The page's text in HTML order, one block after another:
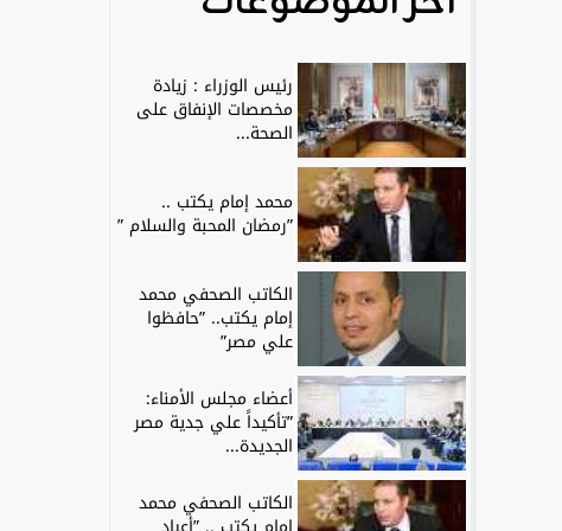
رئيس الوزراء : زيادة
مخصصات الإنفاق على
الصحة...
محمد إمام يكتب ..
”رمضان المحبة والسلام ”
الكاتب الصحفي محمد
إمام يكتب.. ”حافظوا
علي مصر”
أعضاء مجلس الأمناء:
”تأكيداً علي جدية مصر
الجديدة...
الكاتب الصحفي محمد